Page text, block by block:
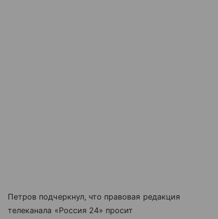
Петров подчеркнул, что правовая редакция
телеканала «Россия 24» просит